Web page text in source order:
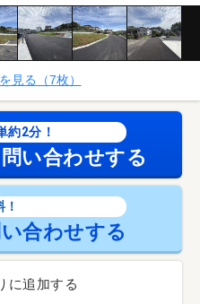
見る（7枚）
約2分！
い合わせする
合わせする
に追加する